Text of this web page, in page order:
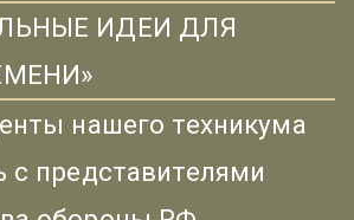
ИДЕИ ДЛЯ
нашего техникума
с представителями